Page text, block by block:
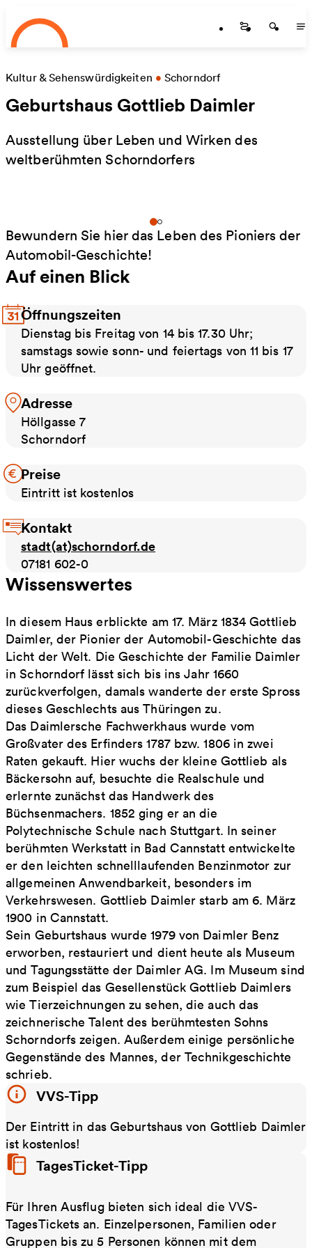
Zum Hauptinhalt springen
Startseite
Kultur & Sehenswürdigkeiten • Schorndorf
Geburtshaus Gottlieb Daimler
Ausstellung über Leben und Wirken des
weltberühmten Schorndorfers
Bewundern Sie hier das Leben des Pioniers der
Automobil-Geschichte!
Auf einen Blick
Öffnungszeiten
Dienstag bis Freitag von 14 bis 17.30 Uhr;
samstags sowie sonn- und feiertags von 11 bis 17
Uhr geöffnet.
Adresse
Höllgasse 7
Schorndorf
Preise
Eintritt ist kostenlos
Kontakt
stadt(at)schorndorf.de
07181 602-0
Wissenswertes
In diesem Haus erblickte am 17. März 1834 Gottlieb
Daimler, der Pionier der Automobil-Geschichte das
Licht der Welt. Die Geschichte der Familie Daimler
in Schorndorf lässt sich bis ins Jahr 1660
zurückverfolgen, damals wanderte der erste Spross
dieses Geschlechts aus Thüringen zu.
Das Daimlersche Fachwerkhaus wurde vom
Großvater des Erfinders 1787 bzw. 1806 in zwei
Raten gekauft. Hier wuchs der kleine Gottlieb als
Bäckersohn auf, besuchte die Realschule und
erlernte zunächst das Handwerk des
Büchsenmachers. 1852 ging er an die
Polytechnische Schule nach Stuttgart. In seiner
berühmten Werkstatt in Bad Cannstatt entwickelte
er den leichten schnelllaufenden Benzinmotor zur
allgemeinen Anwendbarkeit, besonders im
Verkehrswesen. Gottlieb Daimler starb am 6. März
1900 in Cannstatt.
Sein Geburtshaus wurde 1979 von Daimler Benz
erworben, restauriert und dient heute als Museum
und Tagungsstätte der Daimler AG. Im Museum sind
zum Beispiel das Gesellenstück Gottlieb Daimlers
wie Tierzeichnungen zu sehen, die auch das
zeichnerische Talent des berühmtesten Sohns
Schorndorfs zeigen. Außerdem einige persönliche
Gegenstände des Mannes, der Technikgeschichte
schrieb.
VVS-Tipp
Der Eintritt in das Geburtshaus von Gottlieb Daimler
ist kostenlos!
TagesTicket-Tipp
Für Ihren Ausflug bieten sich ideal die VVS-
TagesTickets an. Einzelpersonen, Familien oder
Gruppen bis zu 5 Personen können mit dem